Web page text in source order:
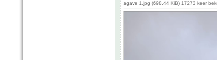
agave 1.jpg (698.44 KiB) 17273 keer